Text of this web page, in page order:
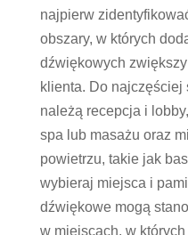
najpierw
obszary, w których
dźwiękowych
klienta. Do najczęściej
należą recepcja i
spa lub masażu oraz
powietrzu, takie jak
wybieraj miejsca i
dźwiękowe mogą
w miejscach, w